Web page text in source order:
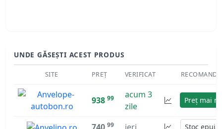
UNDE GĂSEȘTI ACEST PRODUS
SITE PREȚ VERIFICAT
938 99
acum 3
zile
Preț mai
99 Stoc